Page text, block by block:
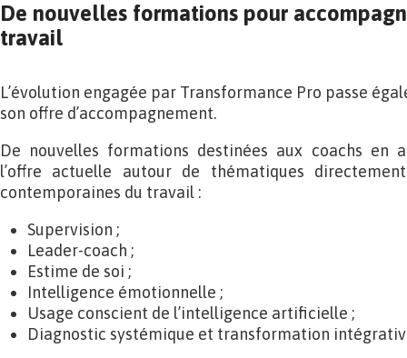
De nouvelles formations pour
travail
L’évolution engagée par Transformance Pro passe
son offre d’accompagnement.
De nouvelles formations destinées aux coachs en
l’offre actuelle autour de thématiques
contemporaines du travail :
Supervision ;
Leader-coach ;
Estime de soi ;
Intelligence émotionnelle ;
Usage conscient de l’intelligence artificielle ;
Diagnostic systémique et transformation